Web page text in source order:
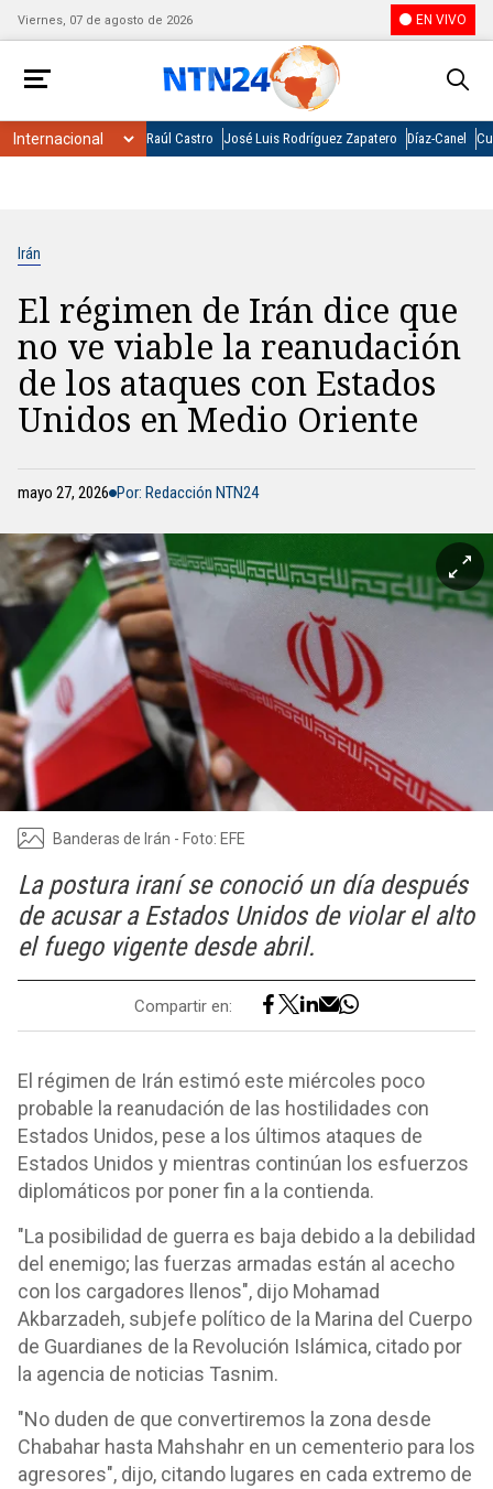
Viernes, 07 de agosto de 2026 EN VIVO
Raúl Castro José Luis Rodríguez Zapatero Díaz-Canel
Irán
El régimen de Irán dice que
no ve viable la reanudación
de los ataques con Estados
Unidos en Medio Oriente
mayo 27, 2026 Por: Redacción NTN24
Banderas de Irán - Foto: EFE
La postura iraní se conoció un día después
de acusar a Estados Unidos de violar el alto
el fuego vigente desde abril.
Compartir en:
El régimen de Irán estimó este miércoles poco
probable la reanudación de las hostilidades con
Estados Unidos, pese a los últimos ataques de
Estados Unidos y mientras continúan los esfuerzos
diplomáticos por poner fin a la contienda.
"La posibilidad de guerra es baja debido a la debilidad
del enemigo; las fuerzas armadas están al acecho
con los cargadores llenos", dijo Mohamad
Akbarzadeh, subjefe político de la Marina del Cuerpo
de Guardianes de la Revolución Islámica, citado por
la agencia de noticias Tasnim.
"No duden de que convertiremos la zona desde
Chabahar hasta Mahshahr en un cementerio para los
agresores", dijo, citando lugares en cada extremo de